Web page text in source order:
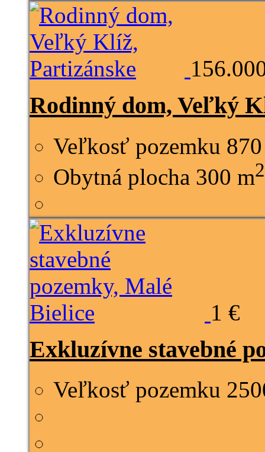
Rodinný dom, Veľký
Veľkosť pozemku
Obytná plocha 300 m2
1 €
Exkluzívne stavebné
Veľkosť pozemku